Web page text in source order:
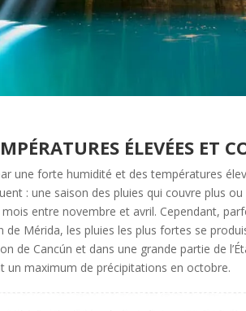
ÉLEVÉES ET
une forte humidité et des températures
: une saison des pluies qui couvre plus
entre novembre et avril. Cependant,
Mérida, les pluies les plus fortes se
de Cancún et dans une grande partie de
un maximum de précipitations en octobre.